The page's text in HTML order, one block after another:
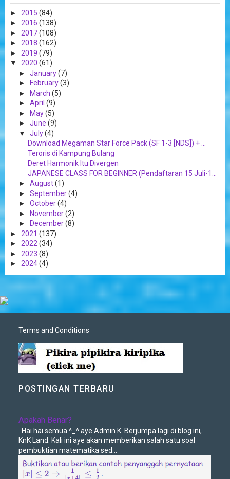
► 2015 (84)
► 2016 (138)
► 2017(108)
► 2018 (162)
► 2019 (79)
▼ 2020 (61)
► January(7)
►
February(3)
►
March (5)
► April (9)
►
May(5)
► June (9)
▼ July(4)
Download Megaman Star Force Pack (SF 1-3 [NDS]) + ...
Teroris di Kampung Bulang
Deret Harmonik Itu Divergen
JAPANESE CLASS FOR BEGINNER (Pendaftaran 15 Juli-1...
► August(1)
► September(4)
► October(4)
►
November(2)
►
December(8)
► 2021 (137)
► 2022(34)
► 2023 (8)
► 2024(4)
Terms and Conditions
POSTINGAN TERBARU
Apakah Benar?
Hai hai semua ^_^ aye Admin K. Berjumpa lagi di blog ini,
KnK Land. Kali ini aye akan memberikan salah satu soal
pembuktian matematika sed...